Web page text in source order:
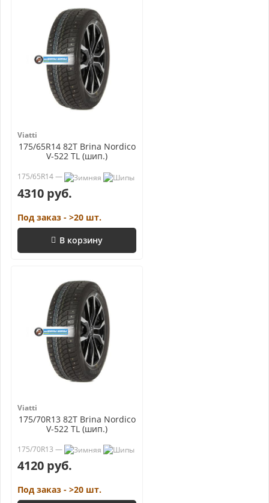
Viatti
175/65R14 82T Brina Nordico
V-522 TL (шип.)
175/65R14 —
4310 руб.
Под заказ - >20 шт.
В корзину
Viatti
175/70R13 82T Brina Nordico
V-522 TL (шип.)
175/70R13 —
4120 руб.
Под заказ - >20 шт.